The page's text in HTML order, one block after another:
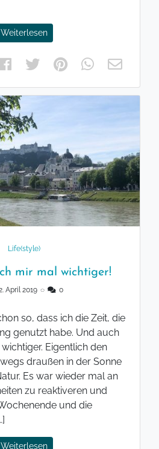
Weiterlesen
Life(style)
mir mal wichtiger!
April 2019 ◌ 0
so, dass ich die Zeit, die
genutzt habe. Und auch
Eigentlich den
draußen in der Sonne
Es war wieder mal an
zu reaktiveren und
und die
Weiterlesen